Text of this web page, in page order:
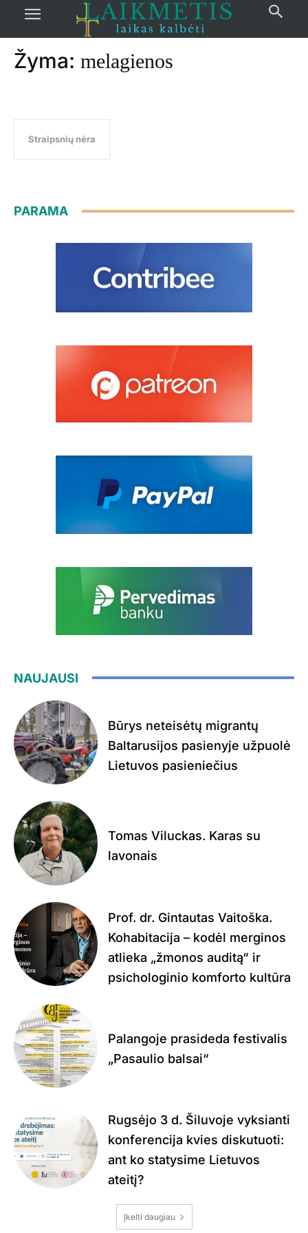
žymos Melagienos
Žyma: melagienos
Straipsnių nėra
PARAMA
NAUJAUSI
Būrys neteisėtų migrantų
Baltarusijos pasienyje užpuolė
Lietuvos pasieniečius
Tomas Viluckas. Karas su
lavonais
Prof. dr. Gintautas Vaitoška.
Kohabitacija – kodėl merginos
atlieka „žmonos auditą“ ir
psichologinio komforto kultūra
Palangoje prasideda festivalis
„Pasaulio balsai“
Rugsėjo 3 d. Šiluvoje vyksianti
konferencija kvies diskutuoti:
ant ko statysime Lietuvos
ateitį?
Įkelti daugiau